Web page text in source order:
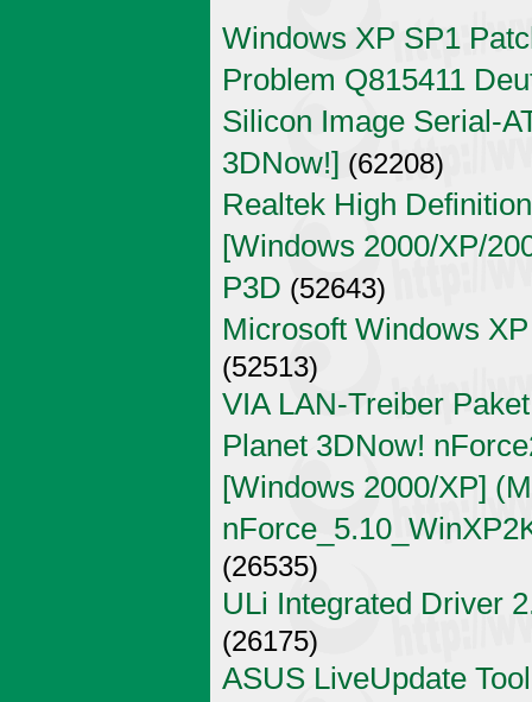
Windows XP SP1
Problem Q815411
Silicon Image Serial-
3DNow!] (62208)
Realtek High
[Windows 2000/XP/
P3D (52643)
Microsoft Windows
(52513)
VIA LAN-Treiber
Planet 3DNow!
[Windows 2000/XP]
(26535)
ULi Integrated Driver
(26175)
ASUS LiveUpdate